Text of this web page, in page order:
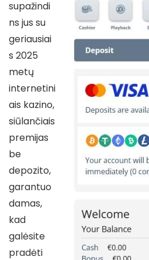
supažindi
ns jus su
geriausiai
s 2025
metų
internetini
ais kazino,
siūlančiais
premijas
be
depozito,
garantuo
damas,
kad
galėsite
pradėti